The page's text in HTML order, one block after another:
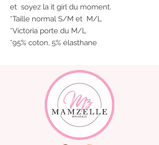
et soyez la it girl du moment.
*Taille normal S/M et M/L
*Victoria porte du M/L
*95% coton, 5% élasthane